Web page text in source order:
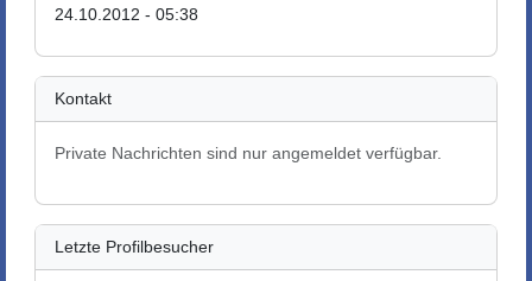
24.10.2012 - 05:38
Kontakt
Private Nachrichten sind nur angemeldet verfügbar.
Letzte Profilbesucher